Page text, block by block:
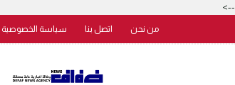
-->
من نحن اتصل بنا سياسة الخصوصية